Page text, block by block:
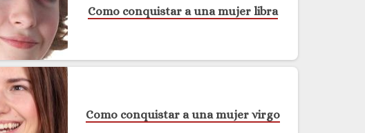
Como conquistar a una mujer libra
Como conquistar a una mujer virgo